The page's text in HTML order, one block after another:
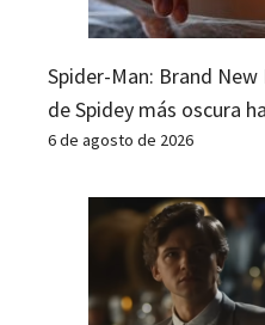
Spider-Man: Brand
de Spidey más oscura
6 de agosto de 2026